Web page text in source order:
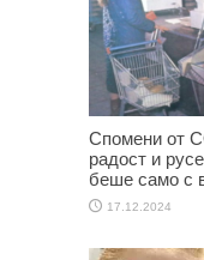
Спомени от
радост и
беше само с
17.12.2024